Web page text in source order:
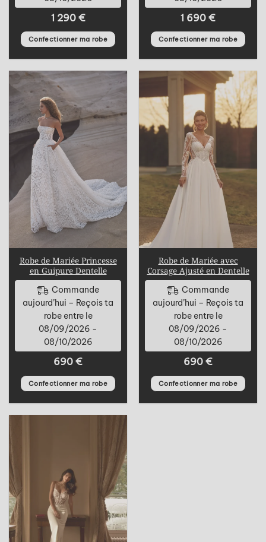
1 290 €
Confectionner ma robe
1 690 €
Confectionner ma robe
Robe de Mariée Princesse
en Guipure Dentelle
Commande
aujourd’hui – Reçois ta
robe entre le
08/09/2026 -
08/10/2026
690 €
Confectionner ma robe
Robe de Mariée avec
Corsage Ajusté en Dentelle
Commande
aujourd’hui – Reçois ta
robe entre le
08/09/2026 -
08/10/2026
690 €
Confectionner ma robe